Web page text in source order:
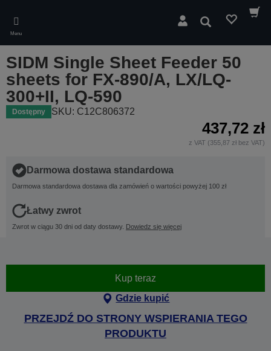
main
content
Menu
Wyszukaj
SIDM Single Sheet Feeder 50
sheets for FX-890/A, LX/LQ-
300+II, LQ-590
Dostępny SKU: C12C806372
437,72 zł
z VAT (355,87 zł bez VAT)
Darmowa dostawa standardowa
Darmowa standardowa dostawa dla zamówień o wartości powyżej 100 zł
Łatwy zwrot
Zwrot w ciągu 30 dni od daty dostawy. Dowiedz się więcej
Kup teraz
Gdzie kupić
PRZEJDŹ DO STRONY WSPIERANIA TEGO
PRODUKTU